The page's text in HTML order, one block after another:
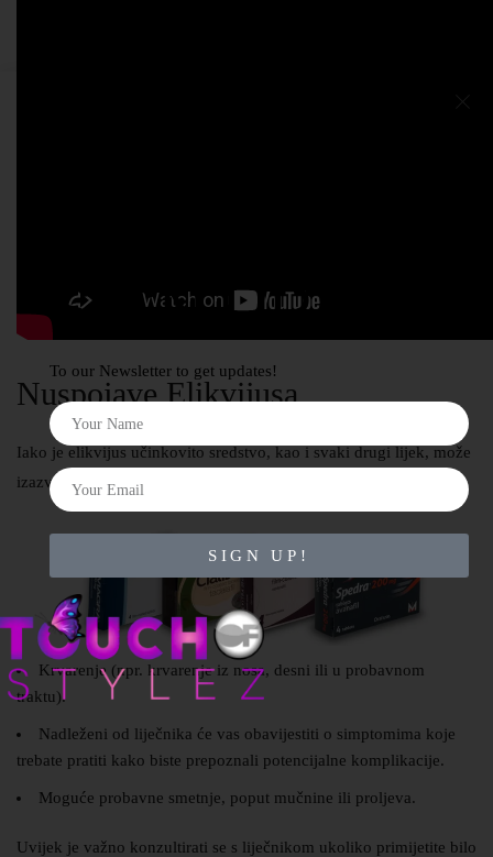
Nuspojave Elikvijusa
Iako je elikvijus učinkovito sredstvo, kao i svaki drugi lijek, može
izazvati nuspojave. Najčešće nuspojave uključuju:
Krvarenje (npr. krvarenje iz nosa, desni ili u probavnom
traktu).
Nadleženi od liječnika će vas obavijestiti o simptomima koje
trebate pratiti kako biste prepoznali potencijalne komplikacije.
Moguće probavne smetnje, poput mučnine ili proljeva.
Uvijek je važno konzultirati se s liječnikom ukoliko primijetite bilo
SIGN UP
To our Newsletter to get updates!
SIGN UP!